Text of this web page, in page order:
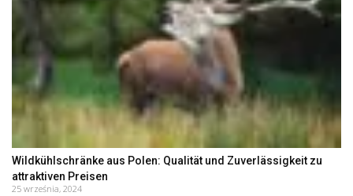
Wildkühlschränke aus Polen: Qualität und Zuverlässigkeit zu
attraktiven Preisen
25 września, 2024